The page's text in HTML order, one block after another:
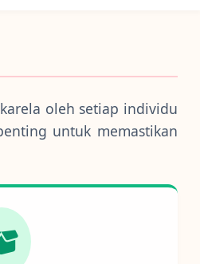
oleh setiap individu
untuk memastikan